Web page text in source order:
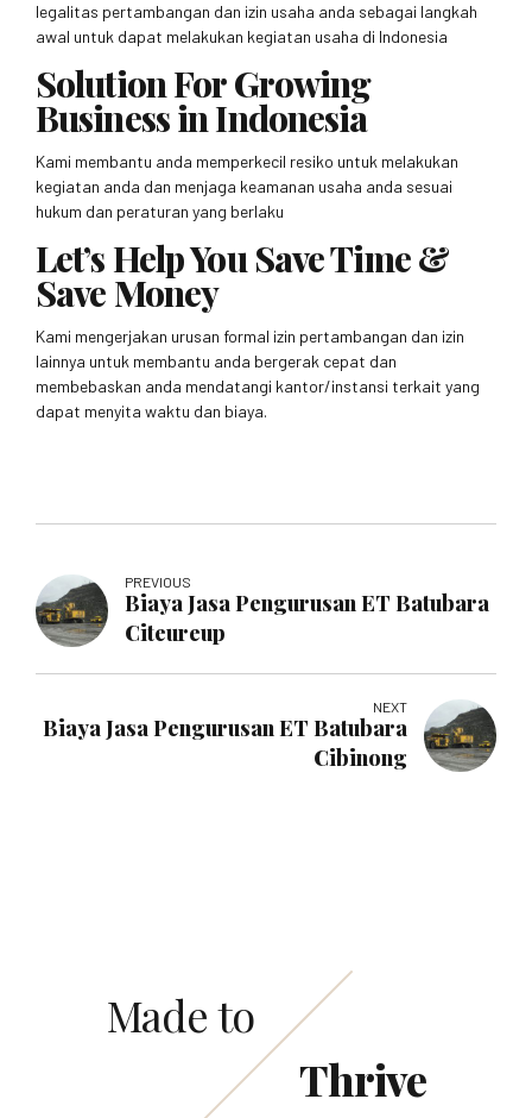
legalitas pertambangan dan izin usaha anda sebagai langkah
awal untuk dapat melakukan kegiatan usaha di Indonesia
Solution For Growing
Business in Indonesia
Kami membantu anda memperkecil resiko untuk melakukan
kegiatan anda dan menjaga keamanan usaha anda sesuai
hukum dan peraturan yang berlaku
Let’s Help You Save Time &
Save Money
Kami mengerjakan urusan formal izin pertambangan dan izin
lainnya untuk membantu anda bergerak cepat dan
membebaskan anda mendatangi kantor/instansi terkait yang
dapat menyita waktu dan biaya.
PREVIOUS
Biaya Jasa Pengurusan ET Batubara
Citeureup
NEXT
Biaya Jasa Pengurusan ET Batubara
Cibinong
Made to
Thrive